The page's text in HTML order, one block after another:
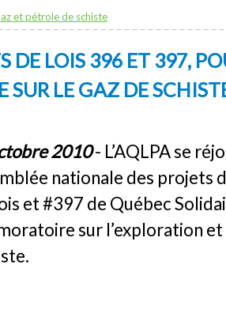
et pétrole de schiste
DE LOIS 396 ET 397,
SUR LE GAZ DE
2010- L’AQLPA se
nationale des projets
et #397 de Québec
sur l’exploration